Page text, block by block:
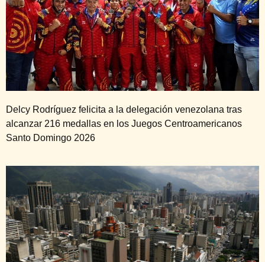
Delcy Rodríguez felicita a la delegación venezolana tras
alcanzar 216 medallas en los Juegos Centroamericanos
Santo Domingo 2026